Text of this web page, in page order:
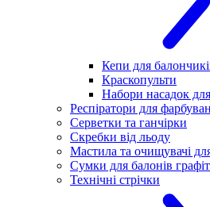
Кепи для
Краскопульти
Набори насадок
Респіратори для
Серветки та ганчірки
Скребки від льоду
Мастила та очищувачі
Сумки для балонів
Технічні стрічки